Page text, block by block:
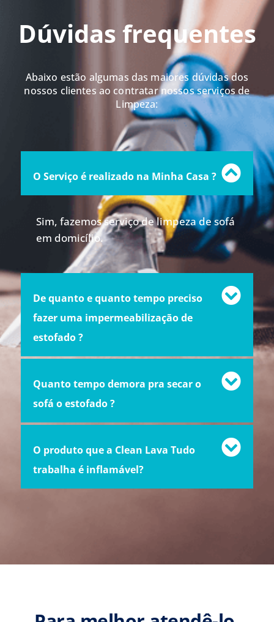
Dúvidas frequentes
Abaixo estão algumas das maiores dúvidas dos
nossos clientes ao contratar nossos serviços de
Limpeza:
O Serviço é realizado na Minha Casa ?
Sim, fazemos serviço de limpeza de sofá
em domicílio.
De quanto e quanto tempo preciso
fazer uma impermeabilização de
estofado ?
Quanto tempo demora pra secar o
sofá o estofado ?
O produto que a Clean Lava Tudo
trabalha é inflamável?